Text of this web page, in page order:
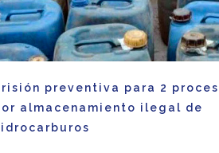
preventiva para 2
almacenamiento ilegal de